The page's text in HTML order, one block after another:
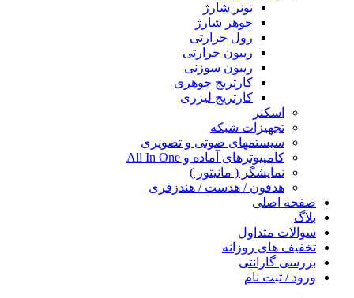
تونر شارژ
جوهر شارژ
رول حرارتی
ریبون حرارتی
ریبون سوزنی
کارتریج جوهری
کارتریج لیزری
اسکنر
تجهیزات شبکه
سیستمهای صوتی و تصویری
کامپیوترهای آماده و All In One
نمایشگر ( مانیتور )
هدفون / هدست / هندزفری
صفحه اصلی
بلاگ
سوالات متداول
تخفیف های روزانه
بررسی گارانتی
ورود / ثبت نام